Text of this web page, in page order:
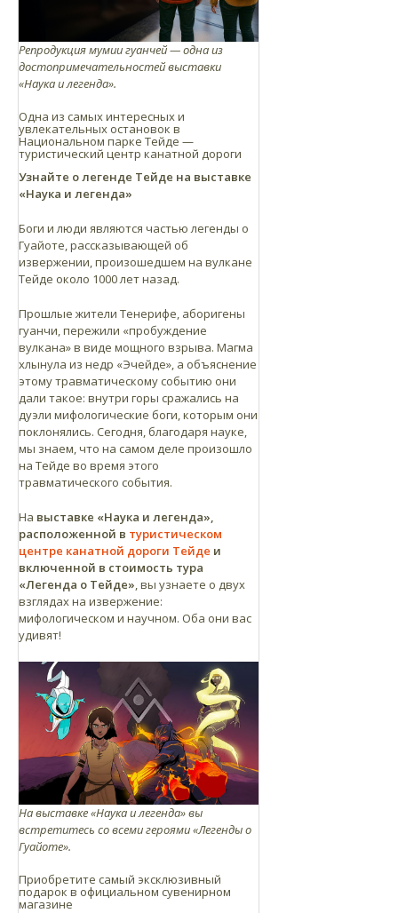
Репродукция мумии гуанчей — одна из
достопримечательностей выставки
«Наука и легенда».
Одна из самых интересных и
увлекательных остановок в
Национальном парке Тейде —
туристический центр канатной дороги
Узнайте о легенде Тейде на выставке
«Наука и легенда»
Боги и люди являются частью легенды о
Гуайоте, рассказывающей об
извержении, произошедшем на вулкане
Тейде около 1000 лет назад.
Прошлые жители Тенерифе, аборигены
гуанчи, пережили «пробуждение
вулкана» в виде мощного взрыва. Магма
хлынула из недр «Эчейде», а объяснение
этому травматическому событию они
дали такое: внутри горы сражались на
дуэли мифологические боги, которым они
поклонялись. Сегодня, благодаря науке,
мы знаем, что на самом деле произошло
на Тейде во время этого
травматического события.
На выставке «Наука и легенда»,
расположенной в туристическом
центре канатной дороги Тейде и
включенной в стоимость тура
«Легенда о Тейде» , вы узнаете о двух
взглядах на извержение:
мифологическом и научном. Оба они вас
удивят!
На выставке «Наука и легенда» вы
встретитесь со всеми героями «Легенды о
Гуайоте».
Приобретите самый эксклюзивный
подарок в официальном сувенирном
магазине